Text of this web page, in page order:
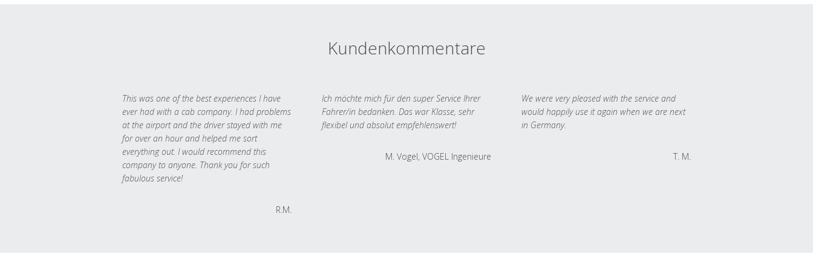
Kundenkommentare
This was one of the best experiences I have
ever had with a cab company. I had problems
at the airport and the driver stayed with me
for over an hour and helped me sort
everything out. I would recommend this
company to anyone. Thank you for such
fabulous service!
R.M.
Ich möchte mich für den super Service Ihrer
Fahrer/in bedanken. Das war Klasse, sehr
flexibel und absolut empfehlenswert!
M. Vogel, VOGEL Ingenieure
We were very pleased with the service and
would happily use it again when we are next
in Germany.
T. M.